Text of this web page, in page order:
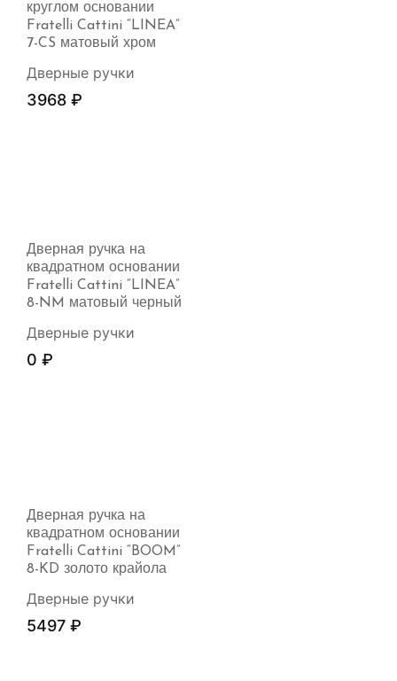
круглом основании
Fratelli Cattini “LINEA”
7-CS матовый хром
Дверные ручки
3968 ₽
Дверная ручка на
квадратном основании
Fratelli Cattini “LINEA”
8-NM матовый черный
Дверные ручки
0 ₽
Дверная ручка на
квадратном основании
Fratelli Cattini “BOOM”
8-KD золото крайола
Дверные ручки
5497 ₽